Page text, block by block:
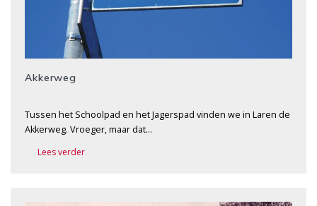
Akkerweg
Tussen het Schoolpad en het Jagerspad vinden we in Laren de
Akkerweg. Vroeger, maar dat…
Lees verder